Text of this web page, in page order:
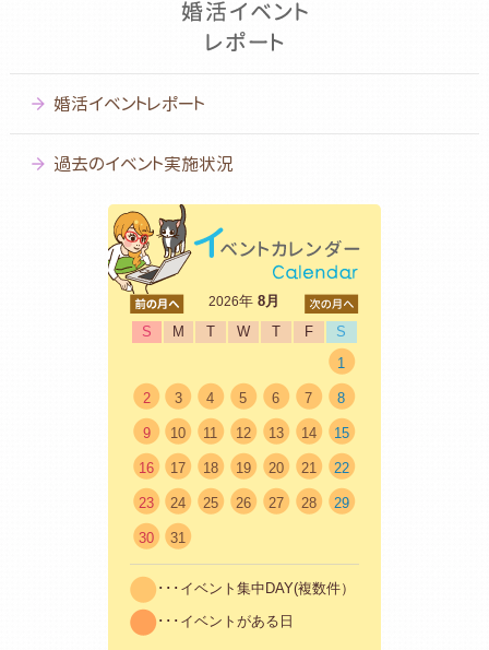
婚活イベントレポート
過去のイベント実施状況
2026年8月
S
M T W T F
S
1
2 3 4 5 6 7 8
9 10 11 12 13 14 15
16 17 18 19 20 21 22
23 24 25 26 27 28 29
30 31
･･･イベント集中DAY(複数件）
･･･イベントがある日